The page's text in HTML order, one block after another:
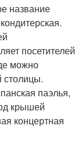
название
посетителей
можно
столицы.
паэлья,
крышей
концертная